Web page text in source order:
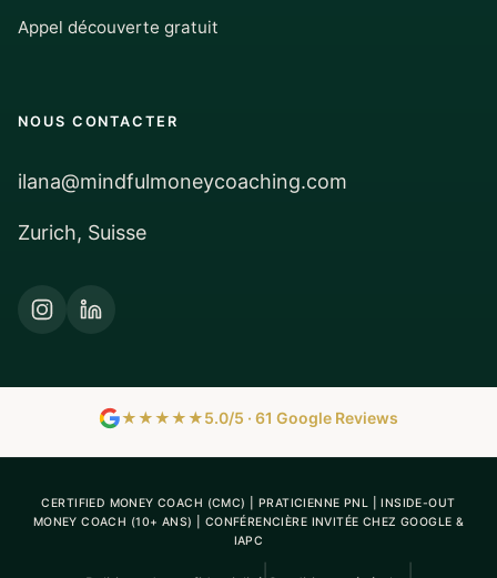
Appel découverte gratuit
NOUS CONTACTER
ilana@mindfulmoneycoaching.com
Zurich, Suisse
★★★★★5.0/5 · 61 Google Reviews
CERTIFIED MONEY COACH (CMC) | PRATICIENNE PNL | INSIDE-OUT
MONEY COACH (10+ ANS) | CONFÉRENCIÈRE INVITÉE CHEZ GOOGLE &
IAPC